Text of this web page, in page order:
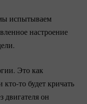
испытываем
настроение
Это как
кто-то будет кричать
двигателя он